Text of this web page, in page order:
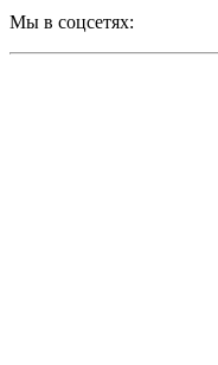
Мы в соцсетях: